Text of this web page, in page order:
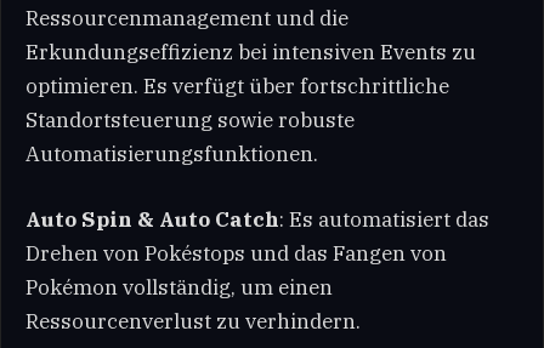
Ressourcenmanagement und die
Erkundungseffizienz bei intensiven Events zu
optimieren. Es verfügt über fortschrittliche
Standortsteuerung sowie robuste
Automatisierungsfunktionen.
Auto Spin & Auto Catch: Es automatisiert das
Drehen von Pokéstops und das Fangen von
Pokémon vollständig, um einen
Ressourcenverlust zu verhindern.